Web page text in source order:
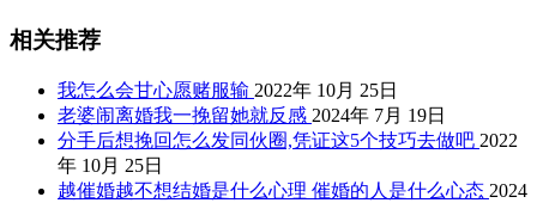
相关推荐
我怎么会甘心愿赌服输 2022年 10月 25日
老婆闹离婚我一挽留她就反感 2024年 7月 19日
分手后想挽回怎么发同伙圈,凭证这5个技巧去做吧 2022
年 10月 25日
越催婚越不想结婚是什么心理 催婚的人是什么心态 2024